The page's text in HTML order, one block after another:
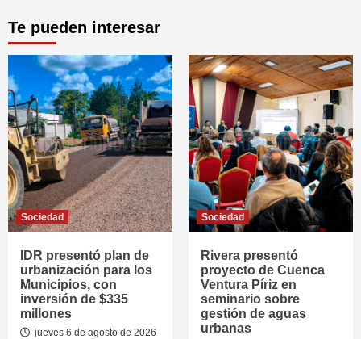
Te pueden interesar
Sociedad
IDR presentó plan de
urbanización para los
Municipios, con
inversión de $335
millones
jueves 6 de agosto de 2026
Sociedad
Rivera presentó
proyecto de Cuenca
Ventura Píriz en
seminario sobre
gestión de aguas
urbanas